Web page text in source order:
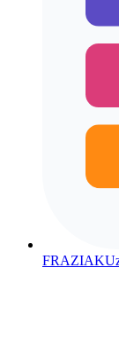
FRAZIAK